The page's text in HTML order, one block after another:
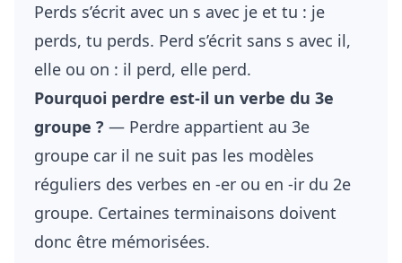
Perds s’écrit avec un s avec je et tu : je
perds, tu perds. Perd s’écrit sans s avec il,
elle ou on : il perd, elle perd.
Pourquoi perdre est-il un verbe du 3e
groupe ? — Perdre appartient au 3e
groupe car il ne suit pas les modèles
réguliers des verbes en -er ou en -ir du 2e
groupe. Certaines terminaisons doivent
donc être mémorisées.